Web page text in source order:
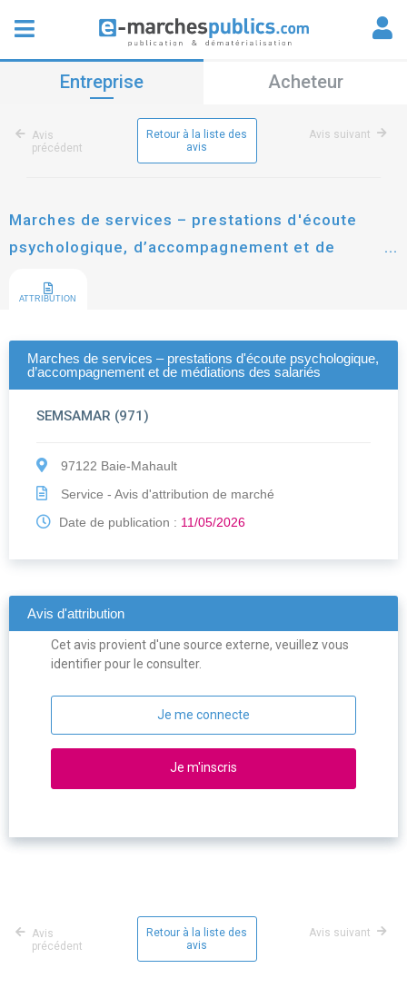
Entreprise Acheteur
Avis
précédent
Retour à la liste des
avis
Avis suivant
Marches de services – prestations d'écoute
psychologique, d’accompagnement et de
ATTRIBUTION
Marches de services – prestations d'écoute psychologique,
d’accompagnement et de médiations des salariés
SEMSAMAR (971)
97122 Baie-Mahault
Service - Avis d'attribution de marché
Date de publication : 11/05/2026
Avis d'attribution
Cet avis provient d'une source externe, veuillez vous
identifier pour le consulter.
Je me connecte
Je m'inscris
Avis
précédent
Retour à la liste des
avis
Avis suivant